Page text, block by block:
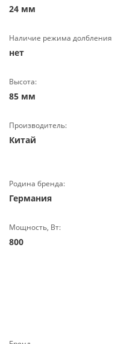
24 мм
Наличие режима долбления
нет
Высота:
85 мм
Производитель:
Китай
Родина бренда:
Германия
Мощность, Вт:
800